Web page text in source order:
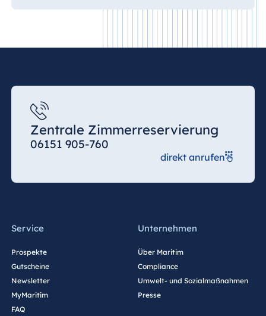
Zentrale Zimmerreservierung
06151 905-760
direkt anrufen
Service
Prospekte
Gutscheine
Newsletter
MyMaritim
FAQ
Unternehmen
Über Maritim
Compliance
Umwelt- und Sozialmaßnahmen
Presse